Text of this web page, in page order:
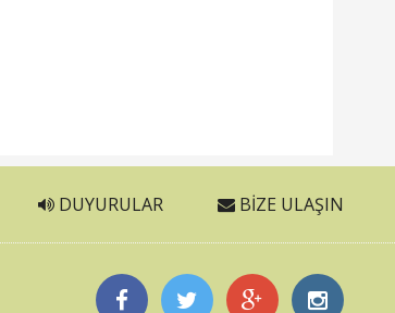
BIZE ULAŞIN
DUYURULAR